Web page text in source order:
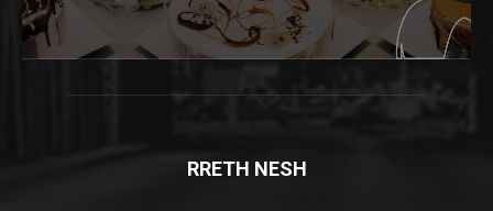
RRETH NESH